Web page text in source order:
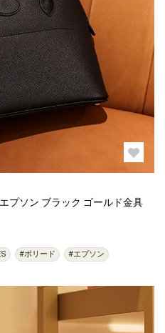
プソン ブラック ゴールド金具
#ボリード
#エプソン